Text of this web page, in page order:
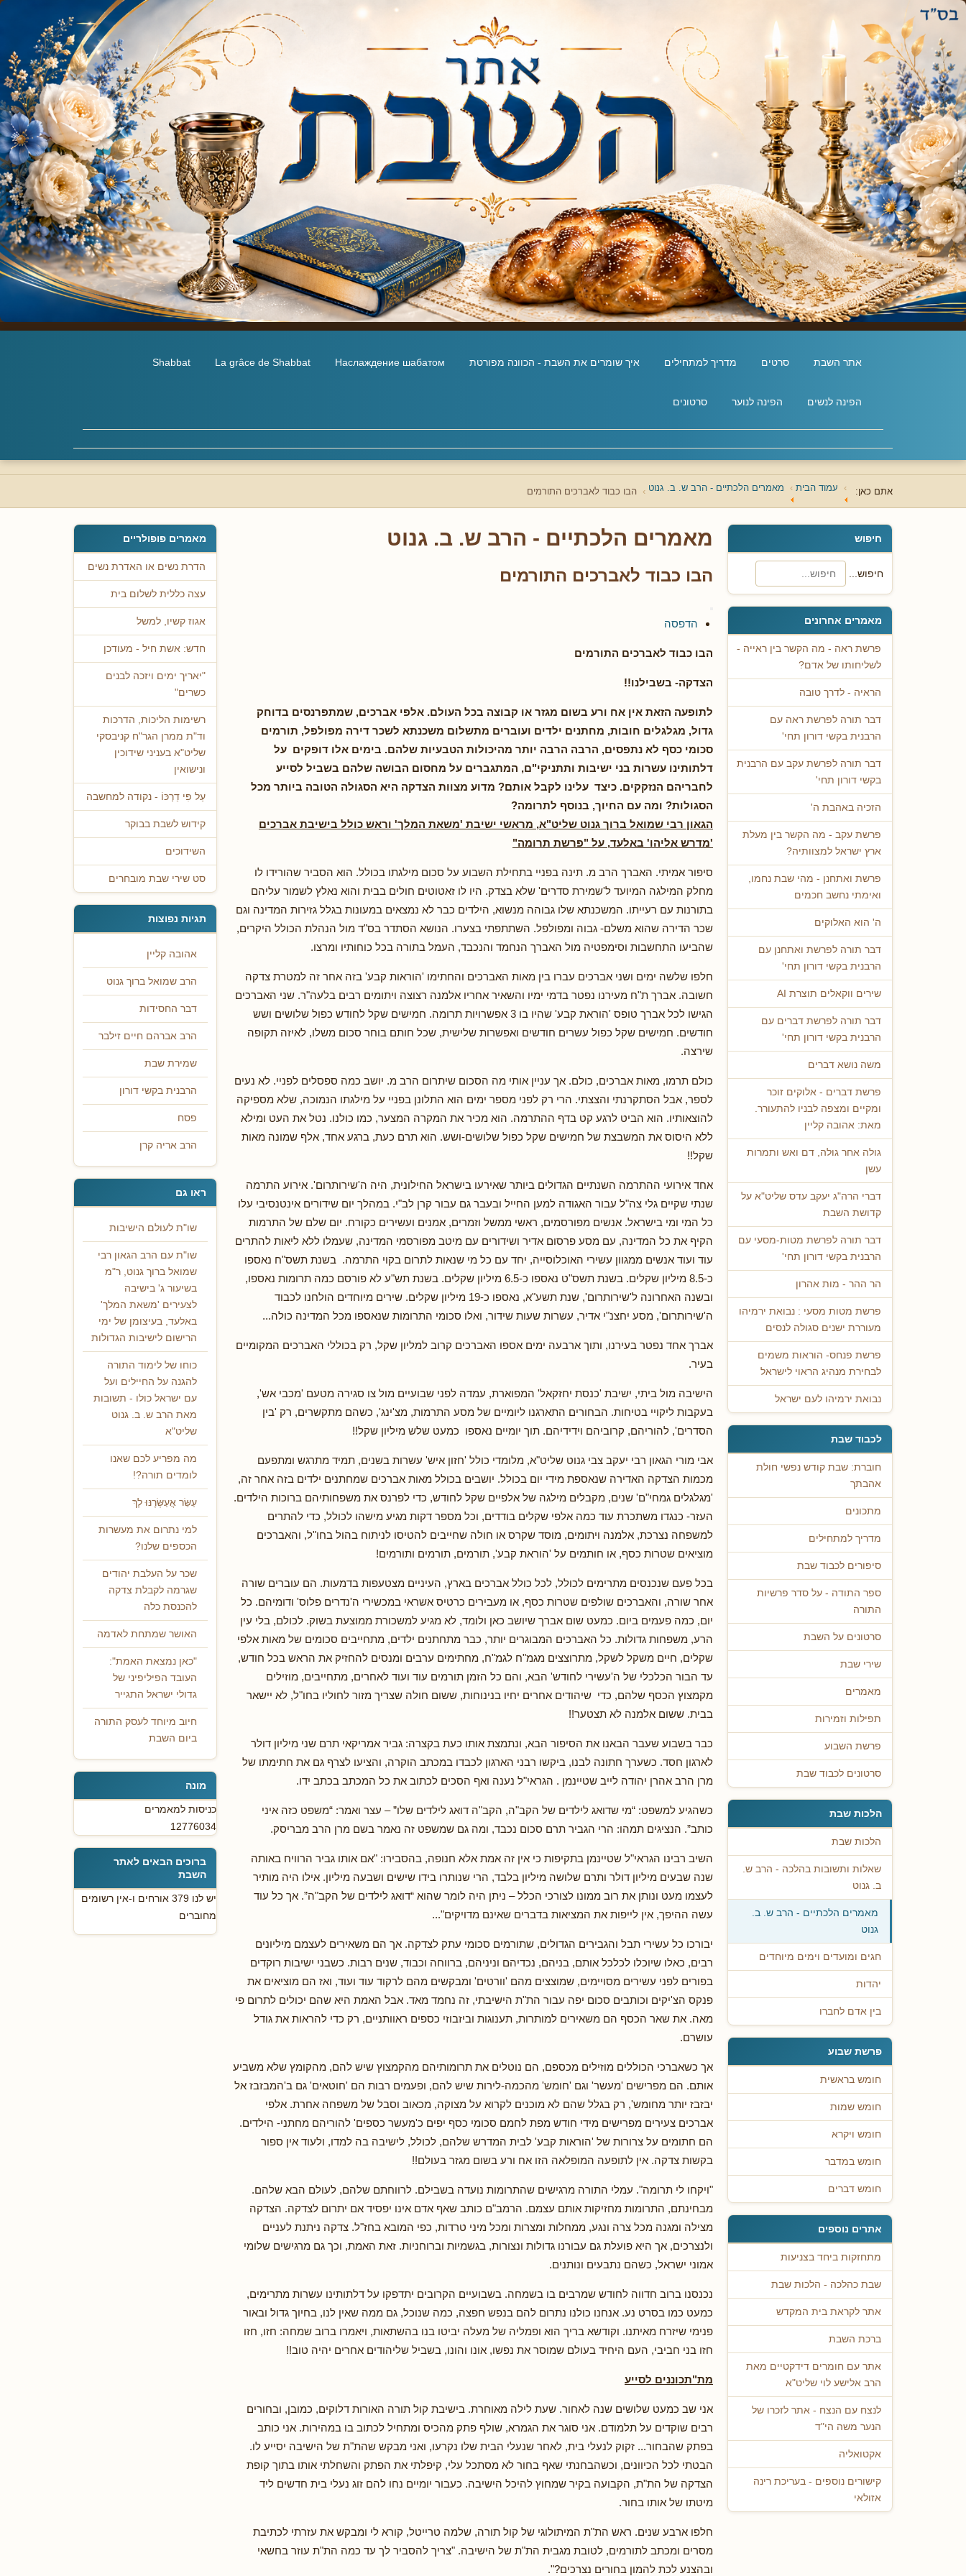
אתר השבת סרטים מדריך למתחילים איך שומרים את השבת - הכוונה מפורטת Наслаждение шабатом
La grâce de Shabbat
Shabbat
הפינה לנשים הפינה לנוער סרטונים
אתם כאן: עמוד הבית מאמרים הלכתיים - הרב ש. ב. גנוט הבו כבוד לאברכים התורמים
חיפוש
חיפוש...
מאמרים אחרונים
פרשת ראה - מה הקשר בין ראייה -
לשליחותו של אדם?
הראיה - לדרך טובה
דבר תורה לפרשת ראה עם
הרבנית בקשי דורון תחי'
דבר תורה לפרשת עקב עם הרבנית
בקשי דורון תחי'
הזכיה באהבת ה'
פרשת עקב - מה הקשר בין מעלת
ארץ ישראל למצוותיה?
פרשת ואתחנן - מהי שבת נחמו,
ואימתי נחשב חכמים
ה' הוא האלוקים
דבר תורה לפרשת ואתחנן עם
הרבנית בקשי דורון תחי'
שירים ווקאלים תוצרת AI
דבר תורה לפרשת דברים עם
הרבנית בקשי דורון תחי'
משה נושא דברים
פרשת דברים - אלוקים זוכר
ומקיים ומצפה לבניו להתעורר.
מאת: אהובה קליין
גולה אחר גולה, דם ואש ותמרות
עשן
דברי הרה"ג יעקב עדס שליט"א על
קדושת השבת
דבר תורה לפרשת מטות-מסעי עם
הרבנית בקשי דורון תחי'
הר ההר - מות אהרון
פרשת מטות מסעי : נבואת ירמיהו
מעוררת ישנים סגולה לנסים
פרשת פנחס- הוראות משמים
לבחירת מנהיג הראוי לישראל
נבואת ירמיהו לעם ישראל
לכבוד שבת
חוברת: שבת קודש נפשי חולת
אהבתך
מתכונים
מדריך למתחילים
סיפורים לכבוד שבת
ספר התודה - על סדר פרשיות
התורה
סרטונים על השבת
שירי שבת
מאמרים
תפילות וזמירות
פרשת השבוע
סרטונים לכבוד שבת
הלכות שבת
הלכות שבת
שאלות ותשובות בהלכה - הרב ש.
ב. גנוט
מאמרים הלכתיים - הרב ש. ב.
גנוט
חגים ומועדים וימים מיוחדים
יהדות
בין אדם לחברו
פרשת שבוע
חומש בראשית
חומש שמות
חומש ויקרא
חומש במדבר
חומש דברים
אתרים נוספים
מתחזקות ביחד בצניעות
שבת כהלכה - הלכות שבת
אתר לקראת בית המקדש
ברכת השבת
אתר עם חומרים דידקטיים מאת
הרב אלישע לוי שליט"א
לנצח עם הנצח - אתר לזכרו של
הנער משה הי"ד
אקטואליה
קישורים נוספים - בעריכת רינה
אזולאי
מאמרים הלכתיים - הרב ש. ב. גנוט
הבו כבוד לאברכים התורמים
הדפסה
הבו כבוד לאברכים התורמים
הצדקה- בשבילנו!!
לתופעה הזאת אין אח ורע בשום מגזר או קבוצה בכל העולם. אלפי אברכים, שמתפרנסים בדוחק
גדול, מגלגלים חובות, מחתנים ילדים ועוברים מתשלום משכנתא לשכר דירה מפולפל, תורמים
סכומי כסף לא נתפסים, הרבה הרבה יותר מהיכולות הטבעיות שלהם. בימים אלו דופקים על
דלתותינו עשרות בני ישיבות ותתניקי"ם, המתגברים על מחסום הבושה שלהם בשביל לסייע
לחבריהם הנזקקים. כיצד עלינו לקבל אותם? מדוע מצוות הצדקה היא הסגולה הטובה ביותר מכל
הסגולות? ומה עם החיוך, בנוסף לתרומה?
הגאון רבי שמואל ברוך גנוט שליט"א, מראשי ישיבת 'משאת המלך' וראש כולל בישיבת אברכים
'מדרש אליהו' באלעד, על "פרשת תרומה"
סיפור אמיתי. האברך הרב מ. תינה בפניי בתחילת השבוע על סכום מילגתו בכולל. הוא הסביר שהורידו לו
מחלק המילגה המיועד ל'שמירת סדרים' שלא בצדק. היו לו זאטוטים חולים בבית והוא נאלץ לשמור עליהם
בתורנות עם רעייתו. המשכנתא שלו גבוהה מנשוא, הילדים כבר לא נמצאים במעונות בגלל גזירות המדינה וגם
שכר הדירה שהוא משלם- גבוה ומפולפל. השתתפתי בצערו. הנושא הסתדר בס"ד מול הנהלת הכולל היקרים,
שהביעו התחשבות וסימפטיה מול האברך הנחמד והנכבד, העמל בתורה בכל כוחותיו ומרצו.
חלפו שלשה ימים ושני אברכים עברו בין מאות האברכים והחתימו 'הוראות קבע' בזה אחר זה למטרת צדקה
חשובה. אברך ת"ח מעירנו נפטר בדמי ימיו והשאיר אחריו אלמנה רצוצה ויתומים רבים בלעה"ר. שני האברכים
הגישו לכל אברך טופס 'הוראת קבע' שהיו בו 3 אפשרויות תרומה. חמישים שקל לחודש כפול שלושים ושש
חודשים. חמישים שקל כפול עשרים חודשים ואפשרות שלישית, שכל חותם בוחר סכום משלו, לאיזה תקופה
שירצה.
כולם תרמו, מאות אברכים, כולם. אך עניין אותי מה הסכום שיתרום הרב מ. יושב כמה ספסלים לפניי. לא נעים
לספר, אבל הסתקרנתי והצצתי. הרי רק לפני מספר ימים הוא התלונן בפניי על מילגתו הנמוכה, שלא מספיקה
להוצאותיו. הוא הביט לרגע קט בדף ההתרמה. הוא מכיר את המקרה המצער, כמו כולנו. נטל את העט ומילא
ללא היסוס את המשבצת של חמישים שקל כפול שלושים-ושש. הוא תרם כעת, ברגע אחד, אלף שמונה מאות
שקל!!
אחד אירועי ההתרמה השנתיים הגדולים ביותר שאירעו בישראל החילונית, היה ה'שירותרום'. אירוע התרמה
שנתי שקיים גלי צה"ל עבור האגודה למען החייל ובעבר גם עבור קרן לב"י. במהלך יום שידורים אינטנסיבי עלו
כל המי ומי בישראל. אנשים מפורסמים, ראשי ממשל וזמרים, אמנים ועשירים כקורח. יום שלם של התרמות
הקיף את כל המדינה, עם מסע פרסום אדיר ושידורים עם מיטב מפורסמי המדינה, שעמלו ללא ליאות להתרים
עוד ועוד אנשים ממגוון עשירי האוכלוסייה, יחד עם כל מי שנאות לתרום בקוי התרמה. בשנת תשס"ח נאספו
כ-8.5 מיליון שקלים. בשנת תשס"ט נאספו כ-6.5 מיליון שקלים. בשנת תש"ע לא פורסם כמה תרומות נאספו,
ובשנה האחרונה ל'שירותרום', שנת תשע"א, נאספו כ-19 מיליון שקלים. שירים מיוחדים הולחנו לכבוד
ה'שירותרום', מסע יחצנ"י אדיר, עשרות שעות שידור, ואלו סכומי התרומות שנאספו מכל המדינה כולה...
אברך אחד נפטר בעירנו, ותוך ארבעה ימים אספו האברכים קרוב למליון שקל, רק בכוללי האברכים המקומיים
בעיר.
הישיבה מול ביתי, ישיבת 'כנסת יחזקאל' המפוארת, עמדה לפני שבועיים מול צו סגירה מטעם 'מכבי אש',
בעקבות ליקויי בטיחות. הבחורים התארגנו ליומיים של מסע התרמות, מצ'ינג', כשהם מתקשרים, רק 'בין
הסדרים', להוריהם, קרוביהם וידידיהם. תוך יומיים נאספו כמעט שלש מיליון שקל!!
אבי מורי הגאון רבי יעקב צבי גנוט שליט"א, מלומדי כולל 'חזון איש' עשרות בשנים, תמיד מתרגש ומתפעם
מכמות הצדקה האדירה שנאספת מידי יום בכולל. יושבים בכולל מאות אברכים שמחתנים ילדים בזה אחר זה,
'מגלגלים גמחי"ם' שנים, מקבלים מילגה של אלפיים שקל לחודש, כדי לפרנס את משפחותיהם ברוכות הילדים.
העזר- כנגדו משתכרת עוד כמה אלפי שקלים בודדים, וכל מספר דקות מגיע מישהו לכולל, כדי להתרים
למשפחה נצרכת, אלמנה ויתומים, מוסד שקרס או חולה שחייבים להטיסו לניתוח בהול בחו"ל, והאברכים
מוציאים שטרות כסף, או חותמים על 'הוראת קבע', תורמים, תורמים ותורמים!
בכל פעם שנכנסים מתרימים לכולל, לכל כולל אברכים בארץ, העיניים מצטעפות בדמעות. הם עוברים שורה
אחר שורה, והאברכים שולפים שטרות כסף, או מעבירים כרטיס אשראי במכשירי ה'נדרים פלוס' ודומיהם. כל
יום, כמה פעמים ביום. כמעט שום אברך שיושב כאן ולומד, לא מגיע למשכורת ממוצעת בשוק. לכולם, בלי עין
הרע, משפחות גדולות. כל האברכים המבוגרים יותר, כבר מתחתנים ילדים, מתחייבים סכומים של מאות אלפי
שקלים, חיים משקל לשקל, מתרוצצים מגמ"ח לגמ"ח, מחתימים ערבים ומנסים להחזיק את הראש בכל חודש,
עד הבור הכלכלי של ה'עשירי לחודש' הבא, והם כל הזמן תורמים עוד ועוד לאחרים, מתחייבים, מוזילים
מקמצוץ הכסף שלהם, כדי שיהודים אחרים יחיו בנינוחות, ששום חולה שצריך מזור לחוליו בחו"ל, לא יישאר
בבית. ששום אלמנה לא תצטער!!
כבר בשבוע שעבר הבאנו את הסיפור הבא, ונתמצת אותו כעת בקצרה: גביר אמריקאי תרם שני מיליון דולר
לארגון חסד. כשערך חתונה לבנו, ביקשו רבני הארגון לכבדו במכתב הוקרה, והציעו לצרף גם את חתימתו של
מרן הרב אהרן יהודה לייב שטיינמן . הגראי"ל נענה ואף הסכים לכתוב את כל המכתב בכתב ידו.
כשהגיע למשפט: “מי שדואג לילדים של הקב"ה, הקב"ה דואג לילדים שלו” – עצר ואמר: “משפט כזה איני
כותב”. הנציגים תמהו: הרי הגביר תרם סכום נכבד, ומה גם שמשפט זה נאמר בשם מרן הרב מבריסק.
השיב רבינו הגראי"ל שטיינמן בתקיפות כי אין זה אמת אלא חנופה, בהסבירו: "אם אותו גביר הרוויח באותה
שנה שבעים מיליון דולר ותרם שלושה מיליון בלבד, הרי שנותרו בידו שישים ושבעה מיליון. אילו היה מותיר
לעצמו מעט ונותן את רוב ממונו לצורכי הכלל – ניתן היה לומר שהוא “דואג לילדים של הקב"ה”. אך כל עוד
עשה ההיפך, אין לייפות את המציאות בדברים שאינם מדויקים"...
יבורכו כל עשירי תבל והגבירים הגדולים, שתורמים סכומי עתק לצדקה. אך הם משאירים לעצמם מיליונים
רבים, כאלו שיוכלו לכלכל אותם, בניהם, נכדיהם וניניהם, ברווחה וכבוד, שנים רבות. כשבני ישיבות רוקדים
בפורים לפני עשירים מסויימים, שמוצצים מהם 'וורטים' ומבקשים מהם לרקוד עוד ועוד, ואז הם מוציאים את
פנקס הצ'יקים וכותבים סכום יפה עבור הת"ת הישיבתי, זה נחמד מאד. אבל האמת היא שהם יכולים לתרום פי
מאה. את שאר הכסף הם משאירים למותרות, תענוגות וביזבוזי כספים ראוותניים, רק כדי להראות את גודל
עושרם.
אך כשאברכי הכוללים מוזילים מכספם, הם נוטלים את תרומותיהם מהקמצוץ שיש להם, מהקומץ שלא משביע
אותם. הם מפרישים 'מעשר' וגם 'חומש' מהכמה-לירות שיש להם, ופעמים רבות הם 'חוטאים' גם ב'המבזבז אל
יבזבז יותר מחומש', רק בגלל שהם לא מוכנים לקרוא על מצוקה, מכאוב וסבל של משפחה אחרת. אלפי
אברכים צעירים מפרישים מידי חודש מפת לחמם סכומי כסף יפים כ'מעשר כספים' להוריהם מחתני- הילדים.
הם חתומים על צרורות של 'הוראות קבע' לבית המדרש שלהם, לכולל, לישיבה בה למדו, ולעוד אין ספור
בקשות צדקה. אין לתופעה המופלאה הזו אח ורע בשום מגזר בעולם!!
"ויקחו לי תרומה". עמלי התורה מרגישים שהתרומות נועדה בשבילם. לרווחתם שלהם, לעולם הבא שלהם.
מבחינתם, התרומות מחזיקות אותם עצמם. הרמב"ם כותב שאף אדם אינו יפסיד אם יתרום לצדקה. הצדקה
מצילה ומגנה מכל צרה ונגע, ממחלות ומצרות ומכל מיני טרדות, כפי המובא בחז"ל. צדקה ניתנת לעניים
ולנצרכים, אך היא פועלת גם עבורנו גדולות ונצורות, בגשמיות וברוחניות. זאת האמת, וכך גם מרגישים שלומי
אמוני ישראל, כשהם נתבעים ונותנים.
נכנסנו ברוב חדווה לחודש שמרבים בו בשמחה. בשבועיים הקרובים יתדפקו על דלתותינו עשרות מתרימים,
כמעט כמו בסרט נע. אנחנו כולנו נתרום להם בנפש חפצה, כמה שנוכל, גם ממה שאין לנו, בחיוך גדול ובאור
פנימי שיזרח מאיתנו. וקודשא בריך הוא ופמליה של מעלה יביטו בנו בהשתאות, ויאמרו ברוב שמחה: חזו, חזו
חזו בני חביבי, העם היחיד בעולם שמוסר את נפשו, אונו והונו, בשביל שליהודים אחרים יהיה טוב!!
מת"תכוננים לסייע
אני שב כמעט שלושים שנה לאחור. שעת לילה מאוחרת. בישיבת קול תורה האורות דלוקים, כמובן, ובחורים
רבים שוקדים על תלמודם. אני סוגר את הגמרא, שולף פתק מהכיס ומתחיל לכתוב בו במהירות. אני כותב
בפתק שהבחור... זקוק לנעלי בית, לאחר שנעלי הבית שלו נקרעו, ואני מבקש שהת"ת של הישיבה יסייע לו.
הבטתי לכל הכיוונים, וכשהבחנתי שאף בחור לא מסתכל עלי, קיפלתי את הפתק והשחלתי אותו בתוך קופת
הצדקה של הת"ת, הקבועה בקיר שמחוץ להיכל הישיבה. כעבור יומיים נחו להם זוג נעלי בית חדשים ליד
מיטתו של אותו בחור.
חלפו ארבע שנים. ראש הת"ת המיתולוגי של קול תורה, שלמה טרייטל, קורא לי ומבקש את עזרתי לכתיבת
מסרים ומכתב לתורמים, לטובת מגבית הת"ת של הישיבה. "צריך להסביר לך עד כמה הת"ת עוזר בחשאי
ובהצנע לכת להמון בחורים נצרכים?".
מאמרים פופולריים
הדרת נשים או האדרת נשים
עצה כללית לשלום בית
אגוז קשיו, למשל
חדש: אשת חיל - מעודכן
"יאריך ימים ויזכה לבנים
כשרים"
רשימות הליכות, הדרכות
וד"ת ממרן הגר"ח קניבסקי
שליט"א בעניני שידוכין
ונישואין
עַל פִּי דַרְכּוֹ - נקודה למחשבה
קידוש לשבת בבוקר
השידוכים
סט שירי שבת מובחרים
תגיות נפוצות
אהובה קליין
הרב שמואל ברוך גנוט
דבר החסידות
הרב אברהם חיים זילבר
שמירת שבת
הרבנית בקשי דורון
פסח
הרב אריה קרן
ראו גם
שו"ת לעולם הישיבות
שו"ת עם הרב הגאון רבי
שמואל ברוך גנוט, ר"מ
בשיעור ג' בישיבה
לצעירים 'משאת המלך'
באלעד, בעיצומן של ימי
הרישום לישיבות הגדולות
כוחו של לימוד התורה
להגנה על החיילים ועל
עם ישראל כולו - תשובות
מאת הרב ש. ב. גנוט
שליט"א
מה מפריע לכם שאנו
לומדים תורה?!
עַשֵּׂר אֲעַשְּׂרֶנּוּ לָךְ
למי נתרום את מעשרות
הכספים שלנו?
שכר על העלבת יהודים
שגרמה לקבלת צדקה
להכנסת כלה
האושר שמתחת לאדמה
"כאן נמצאת האמת":
העובד הפיליפיני של
גדולי ישראל התגייר
חיוב מיוחד לעסק התורה
ביום השבת
מונה
כניסות למאמרים
12776034
ברוכים הבאים לאתר
השבת
יש לנו 379 אורחים ו-אין רשומים
מחוברים